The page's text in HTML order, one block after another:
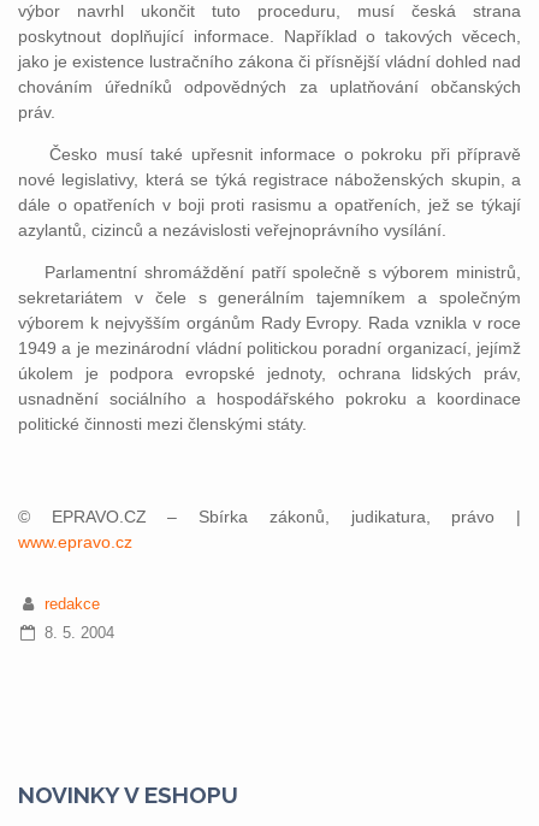
výbor navrhl ukončit tuto proceduru, musí česká strana
poskytnout doplňující informace. Například o takových věcech,
jako je existence lustračního zákona či přísnější vládní dohled nad
chováním úředníků odpovědných za uplatňování občanských
práv.
Česko musí také upřesnit informace o pokroku při přípravě
nové legislativy, která se týká registrace náboženských skupin, a
dále o opatřeních v boji proti rasismu a opatřeních, jež se týkají
azylantů, cizinců a nezávislosti veřejnoprávního vysílání.
Parlamentní shromáždění patří společně s výborem ministrů,
sekretariátem v čele s generálním tajemníkem a společným
výborem k nejvyšším orgánům Rady Evropy. Rada vznikla v roce
1949 a je mezinárodní vládní politickou poradní organizací, jejímž
úkolem je podpora evropské jednoty, ochrana lidských práv,
usnadnění sociálního a hospodářského pokroku a koordinace
politické činnosti mezi členskými státy.
© EPRAVO.CZ – Sbírka zákonů, judikatura, právo |
www.epravo.cz
redakce
8. 5. 2004
NOVINKY V ESHOPU